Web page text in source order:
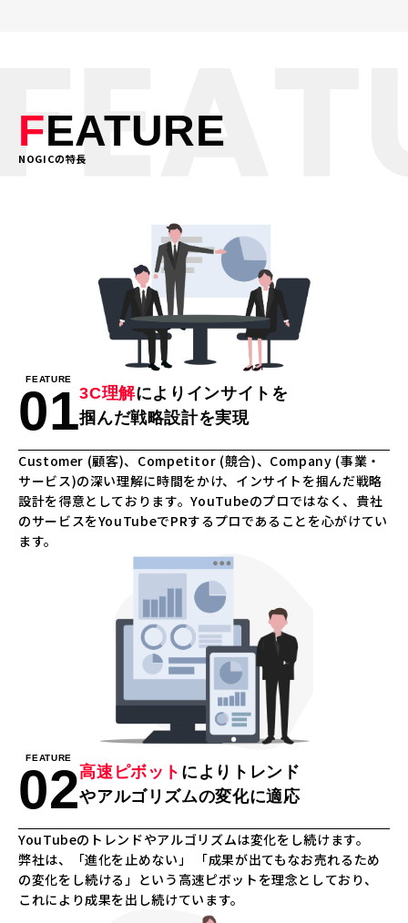
FEATURE
NOGICの特長
FEATURE
013C理解によりインサイトを
掴んだ戦略設計を実現
Customer (顧客)、Competitor (競合)、Company (事業・
サービス)の深い理解に時間をかけ、インサイトを掴んだ戦略
設計を得意としております。YouTubeのプロではなく、貴社
のサービスをYouTubeでPRするプロであることを心がけてい
ます。
FEATURE
02高速ピボット によりトレンド
やアルゴリズムの変化に適応
YouTubeのトレンドやアルゴリズムは変化をし続けます。
弊社は、「進化を止めない」 「成果が出てもなお売れるため
の変化をし続ける」という高速ピボットを理念としており、
これにより成果を出し続けています。